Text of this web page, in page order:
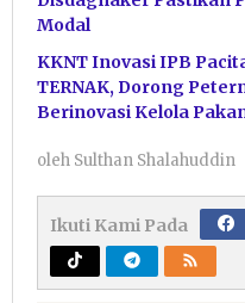
Modal
KKNT Inovasi IPB
TERNAK, Dorong
Berinovasi Kelola
oleh Sulthan Shalahuddin
Ikuti Kami Pada